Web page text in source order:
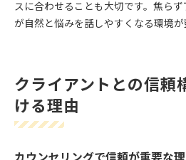
スに合わせることも大切です。焦ら
が自然と悩みを話しやすくなる環境が
クライアントとの信頼
ける理由